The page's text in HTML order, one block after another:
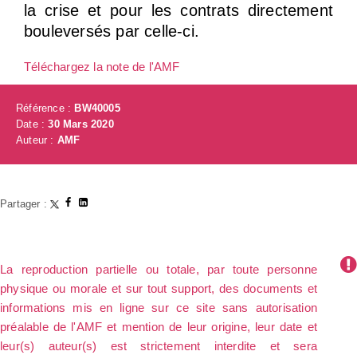
la crise et pour les contrats directement
bouleversés par celle-ci.
Téléchargez la note de l'AMF
Référence : BW40005
Date :30 Mars 2020
Auteur : AMF
Partager :
La reproduction partielle ou totale, par toute personne
physique ou morale et sur tout support, des documents et
informations mis en ligne sur ce site sans autorisation
préalable de l'AMF et mention de leur origine, leur date et
leur(s) auteur(s) est strictement interdite et sera